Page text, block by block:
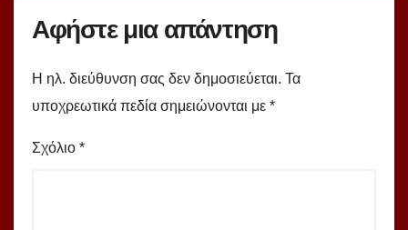
Αφήστε μια απάντηση
Η ηλ. διεύθυνση σας δεν δημοσιεύεται. Τα
υποχρεωτικά πεδία σημειώνονται με *
Σχόλιο *